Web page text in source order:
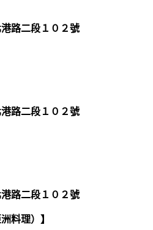
路二段１０２號
路二段１０２號
路二段１０２號
料理）】